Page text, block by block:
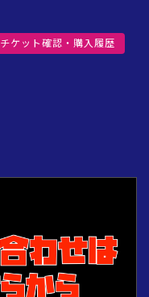
チケット確認・購入履歴